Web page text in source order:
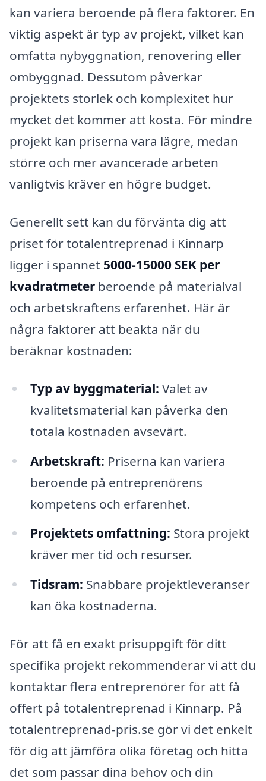
kan variera beroende på flera faktorer. En
viktig aspekt är typ av projekt, vilket kan
omfatta nybyggnation, renovering eller
ombyggnad. Dessutom påverkar
projektets storlek och komplexitet hur
mycket det kommer att kosta. För mindre
projekt kan priserna vara lägre, medan
större och mer avancerade arbeten
vanligtvis kräver en högre budget.
Generellt sett kan du förvänta dig att
priset för totalentreprenad i Kinnarp
ligger i spannet 5000-15000 SEK per
kvadratmeter beroende på materialval
och arbetskraftens erfarenhet. Här är
några faktorer att beakta när du
beräknar kostnaden:
Typ av byggmaterial: Valet av
kvalitetsmaterial kan påverka den
totala kostnaden avsevärt.
Arbetskraft: Priserna kan variera
beroende på entreprenörens
kompetens och erfarenhet.
Projektets omfattning: Stora projekt
kräver mer tid och resurser.
Tidsram: Snabbare projektleveranser
kan öka kostnaderna.
För att få en exakt prisuppgift för ditt
specifika projekt rekommenderar vi att du
kontaktar flera entreprenörer för att få
offert på totalentreprenad i Kinnarp. På
totalentreprenad-pris.se gör vi det enkelt
för dig att jämföra olika företag och hitta
det som passar dina behov och din